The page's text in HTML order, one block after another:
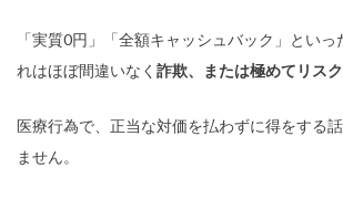
「実質0円」「全額キャッシュバック」とい
れはほぼ間違いなく 詐欺、または極めてリス
医療行為で、正当な対価を払わずに得をする
ません。